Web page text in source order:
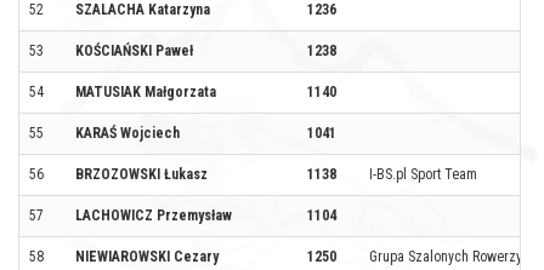
52 SZALACHA Katarzyna 1236
53 KOŚCIAŃSKI Paweł 1238
54 MATUSIAK Małgorzata 1140
55 KARAŚ Wojciech 1041
56 BRZOZOWSKI Łukasz 1138 I-BS.pl Sport Team
57 LACHOWICZ Przemysław 1104
58 NIEWIAROWSKI Cezary 1250 Grupa Szalonych